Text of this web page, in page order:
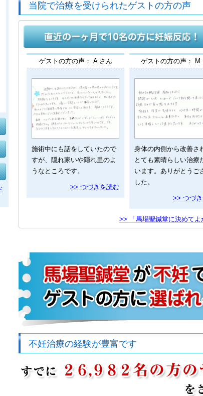
当院で治療を受けられたゲストの方の声
ゲストの方の声： A さん
施術中にも話をしていたので
すが、隠れ家いや隠れ里のよ
うなところです。
>> つづきを読む
ゲストの方の声： M
身体の内側から改善さ
とても素晴らしい治療
います。ありがとうご
した。
>> つづ
>> 「馬場聖鍼堂に決めて
不妊治療の経験が豊富です